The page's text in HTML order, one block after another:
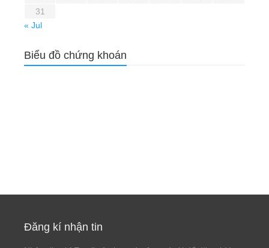
31
« Jul
Biểu đồ chứng khoán
Đăng kí nhận tin